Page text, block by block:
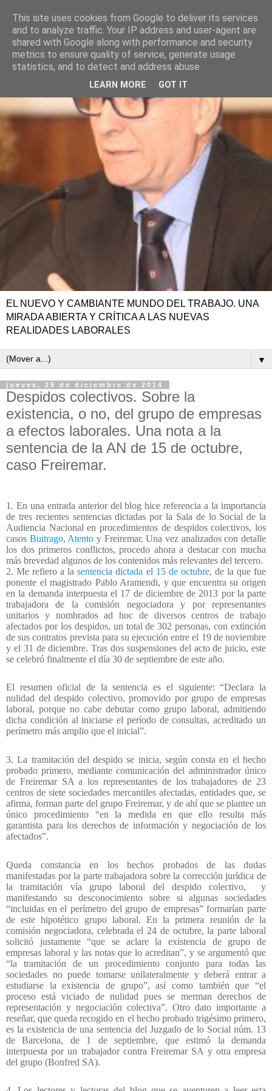
EL NUEVO Y CAMBIANTE MUNDO DEL TRABAJO. UNA
MIRADA ABIERTA Y CRÍTICA A LAS NUEVAS
REALIDADES LABORALES
▼
jueves, 25 de diciembre de 2014
Despidos colectivos. Sobre la
existencia, o no, del grupo de empresas
a efectos laborales. Una nota a la
sentencia de la AN de 15 de octubre,
caso Freiremar.
1. En una entrada anterior del blog hice referencia a la importancia
de tres recientes sentencias dictadas por la Sala de lo Social de la
Audiencia Nacional en procedimientos de despidos colectivos, los
casos Buitrago, Atentoy Freiremar. Una vez analizados con detalle
los dos primeros conflictos, procedo ahora a destacar con mucha
más brevedad algunos de los contenidos más relevantes del tercero.
2. Me refiero a lasentencia dictada el 15 de octubre, de la que fue
ponente el magistrado Pablo Aramendi, y que encuentra su origen
en la demanda interpuesta el 17 de diciembre de 2013 por la parte
trabajadora de la comisión negociadora y por representantes
unitarios y nombrados ad hoc de diversos centros de trabajo
afectados por los despidos, un total de 302 personas, con extinción
de sus contratos prevista para su ejecución entre el 19 de noviembre
y el 31 de diciembre. Tras dos suspensiones del acto de juicio, este
se celebró finalmente el día 30 de septiembre de este año.
El resumen oficial de la sentencia es el siguiente: “Declara la
nulidad del despido colectivo, promovido por grupo de empresas
laboral, porque no cabe debutar como grupo laboral, admitiendo
dicha condición al iniciarse el período de consultas, acreditado un
perímetro más amplio que el inicial”.
3. La tramitación del despido se inicia, según consta en el hecho
probado primero, mediante comunicación del administrador único
de Freiremar SA a los representantes de los trabajadores de 23
centros de siete sociedades mercantiles afectadas, entidades que, se
afirma, forman parte del grupo Freiremar, y de ahí que se plantee un
único procedimiento “en la medida en que ello resulta más
garantista para los derechos de información y negociación de los
afectados”.
Queda constancia en los hechos probados de las dudas
manifestadas por la parte trabajadora sobre la corrección jurídica de
la tramitación vía grupo laboral del despido colectivo,
y
manifestando su desconocimiento sobre si algunas sociedades
“incluidas en el perímetro del grupo de empresas” formarían parte
de este hipotético grupo laboral. En la primera reunión de la
comisión negociadora, celebrada el 24 de octubre, la parte laboral
solicitó justamente “que se aclare la existencia de grupo de
empresas laboral y las notas que lo acreditan”, y se argumentó que
“la tramitación de un procedimiento conjunto para todas las
sociedades no puede tomarse unilateralmente y deberá entrar a
estudiarse la existencia de grupo”, así como también que “el
proceso está viciado de nulidad pues se merman derechos de
representación y negociación colectiva”. Otro dato importante a
reseñar, que queda recogido en el hecho probado trigésimo primero,
es la existencia de una sentencia del Juzgado de lo Social núm. 13
de Barcelona, de 1 de septiembre, que estimó la demanda
interpuesta por un trabajador contra Freiremar SA y otra empresa
del grupo (Bonfred SA).
This site uses cookies from Google to deliver its services
and to analyze traffic. Your IP address and user-agent are
shared with Google along with performance and security
metrics to ensure quality of service, generate usage
statistics, and to detect and address abuse.
LEARN MORE GOT IT